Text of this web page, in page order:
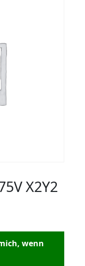
X2Y2
wenn